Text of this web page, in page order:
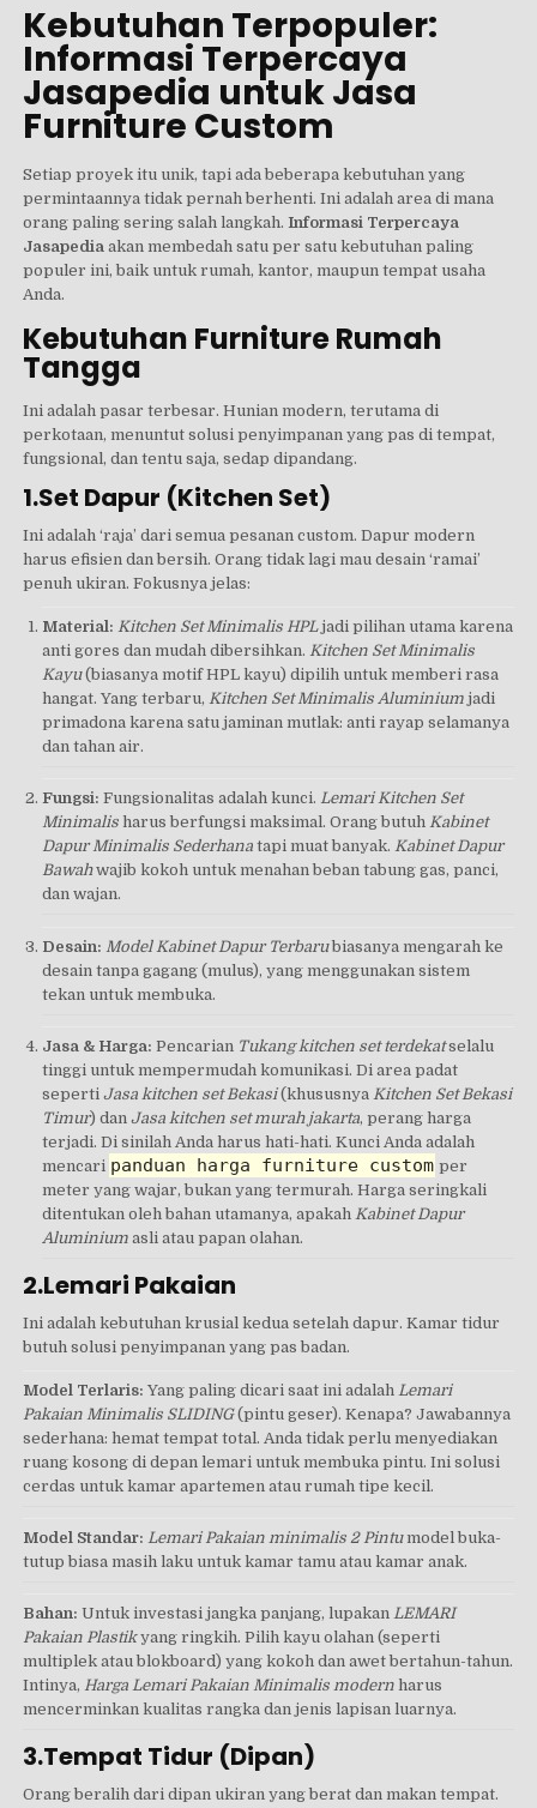
Kebutuhan Terpopuler:
Informasi Terpercaya
Jasapedia untuk Jasa
Furniture Custom
Setiap proyek itu unik, tapi ada beberapa kebutuhan yang
permintaannya tidak pernah berhenti. Ini adalah area di mana
orang paling sering salah langkah.Informasi Terpercaya
Jasapedia akan membedah satu per satu kebutuhan paling
populer ini, baik untuk rumah, kantor, maupun tempat usaha
Anda.
Kebutuhan Furniture Rumah
Tangga
Ini adalah pasar terbesar. Hunian modern, terutama di
perkotaan, menuntut solusi penyimpanan yang pas di tempat,
fungsional, dan tentu saja, sedap dipandang.
1.Set Dapur (Kitchen Set)
Ini adalah ‘raja’ dari semua pesanan custom. Dapur modern
harus efisien dan bersih. Orang tidak lagi mau desain ‘ramai’
penuh ukiran. Fokusnya jelas:
Material: Kitchen Set Minimalis HPLjadi pilihan utama karena
anti gores dan mudah dibersihkan. Kitchen Set Minimalis
Kayu(biasanya motif HPL kayu) dipilih untuk memberi rasa
hangat. Yang terbaru, Kitchen Set Minimalis Aluminiumjadi
primadona karena satu jaminan mutlak: anti rayap selamanya
dan tahan air.
Fungsi: Fungsionalitas adalah kunci. Lemari Kitchen Set
Minimalisharus berfungsi maksimal. Orang butuh Kabinet
Dapur Minimalis Sederhanatapi muat banyak. Kabinet Dapur
Bawahwajib kokoh untuk menahan beban tabung gas, panci,
dan wajan.
Desain: Model Kabinet Dapur Terbarubiasanya mengarah ke
desain tanpa gagang (mulus), yang menggunakan sistem
tekan untuk membuka.
Jasa & Harga: Pencarian Tukang kitchen set terdekatselalu
tinggi untuk mempermudah komunikasi. Di area padat
seperti Jasa kitchen set Bekasi(khususnya Kitchen Set Bekasi
Timur) dan Jasa kitchen set murah jakarta, perang harga
terjadi. Di sinilah Anda harus hati-hati. Kunci Anda adalah
mencari panduan harga furniture custom per
meter yang wajar, bukan yang termurah. Harga seringkali
ditentukan oleh bahan utamanya, apakah Kabinet Dapur
Aluminiumasli atau papan olahan.
2.Lemari Pakaian
Ini adalah kebutuhan krusial kedua setelah dapur. Kamar tidur
butuh solusi penyimpanan yang pas badan.
Model Terlaris: Yang paling dicari saat ini adalah Lemari
Pakaian Minimalis SLIDING(pintu geser). Kenapa? Jawabannya
sederhana: hemat tempat total. Anda tidak perlu menyediakan
ruang kosong di depan lemari untuk membuka pintu. Ini solusi
cerdas untuk kamar apartemen atau rumah tipe kecil.
Model Standar: Lemari Pakaian minimalis 2 Pintumodel buka-
tutup biasa masih laku untuk kamar tamu atau kamar anak.
Bahan: Untuk investasi jangka panjang, lupakan LEMARI
Pakaian Plastikyang ringkih. Pilih kayu olahan (seperti
multiplek atau blokboard) yang kokoh dan awet bertahun-tahun.
Intinya, Harga Lemari Pakaian Minimalis modern harus
mencerminkan kualitas rangka dan jenis lapisan luarnya.
3.Tempat Tidur (Dipan)
Orang beralih dari dipan ukiran yang berat dan makan tempat.